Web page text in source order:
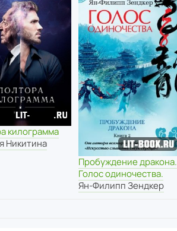
килограмма
Никитина
Пробуждение дракона.
Голос одиночества.
Ян-Филипп Зендкер